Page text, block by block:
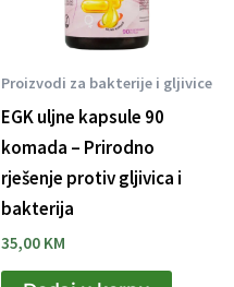
Proizvodi za bakterije i gljivice
EGK uljne kapsule 90
komada – Prirodno
rješenje protiv gljivica i
bakterija
35,00 KM